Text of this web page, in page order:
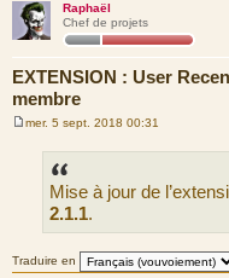
Raphaël
Chef de projets
EXTENSION : User
membre
mer. 5 sept. 2018 00:31
Mise à jour de
2.1.1.
Traduire en